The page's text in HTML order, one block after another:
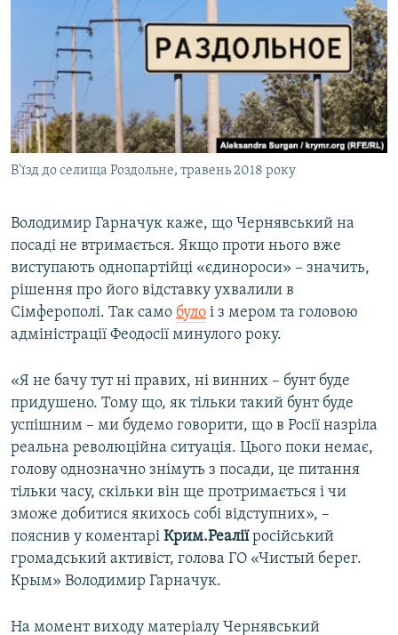
В'їзд до селища Роздольне, травень 2018 року
Володимир Гарначук каже, що Чернявський на
посаді не втримається. Якщо проти нього вже
виступають однопартійці «єдинороси» – значить,
рішення про його відставку ухвалили в
Сімферополі. Так само було і з мером та головою
адміністрації Феодосії минулого року.
«Я не бачу тут ні правих, ні винних – бунт буде
придушено. Тому що, як тільки такий бунт буде
успішним – ми будемо говорити, що в Росії назріла
реальна революційна ситуація. Цього поки немає,
голову однозначно знімуть з посади, це питання
тільки часу, скільки він ще протримається і чи
зможе добитися якихось собі відступних», –
пояснив у коментарі Крим.Реаліїросійський
громадський активіст, голова ГО «Чистый берег.
Крым» Володимир Гарначук.
На момент виходу матеріалу Чернявський